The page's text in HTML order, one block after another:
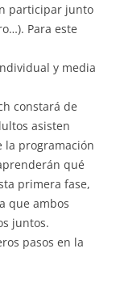
participar junto
Para este
y media
constará de
asisten
la programación
qué
primera fase,
que ambos
juntos.
pasos en la